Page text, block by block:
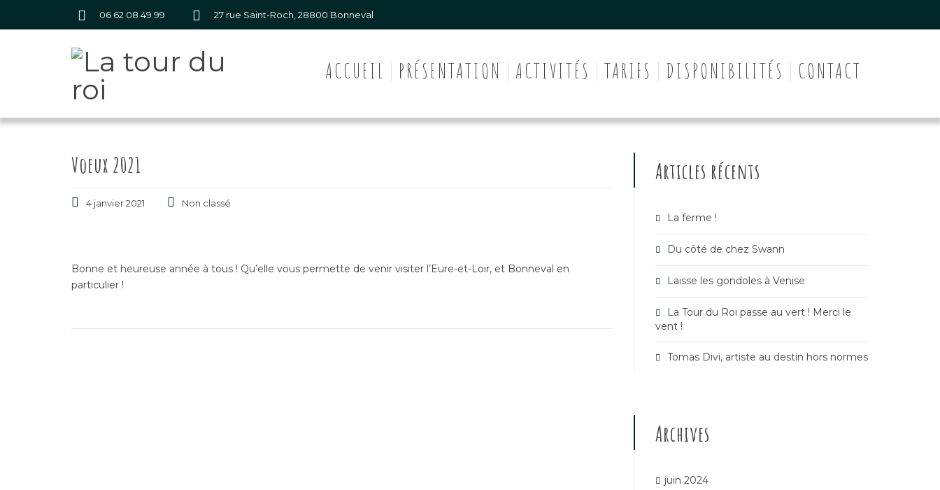
06 62 08 49 99 27 rue Saint-Roch, 28800 Bonneval
ACCUEIL PRÉSENTATION ACTIVITÉS TARIFS DISPONIBILITÉS CONTACT
Voeux 2021
4 janvier 2021 Non classé
Bonne et heureuse année à tous ! Qu’elle vous permette de venir visiter l’Eure-et-Loir, et Bonneval en
particulier !
Articles récents
La ferme !
Du côté de chez Swann
Laisse les gondoles à Venise
La Tour du Roi passe au vert ! Merci le
vent !
Tomas Divi, artiste au destin hors normes
Archives
juin 2024